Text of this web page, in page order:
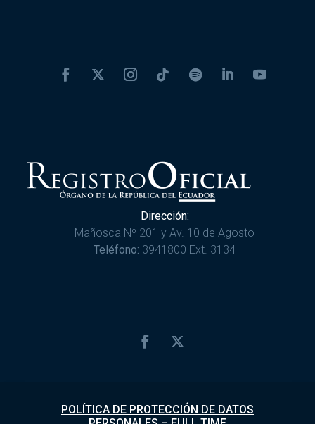
Dirección:
Mañosca Nº 201 y Av. 10 de Agosto
Teléfono: 3941800 Ext. 3134
POLÍTICA DE PROTECCIÓN DE DATOS